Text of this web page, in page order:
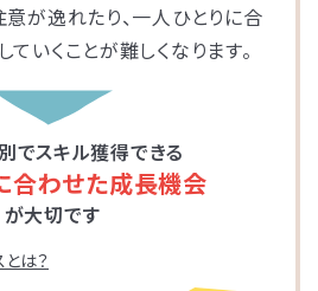
意が逸れたり、一人ひとりに合
いくことが難しくなります。
でスキル獲得できる
合わせた成長機会
が大切です
は？